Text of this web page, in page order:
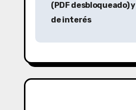
(PDF desbloqueado)
de interés